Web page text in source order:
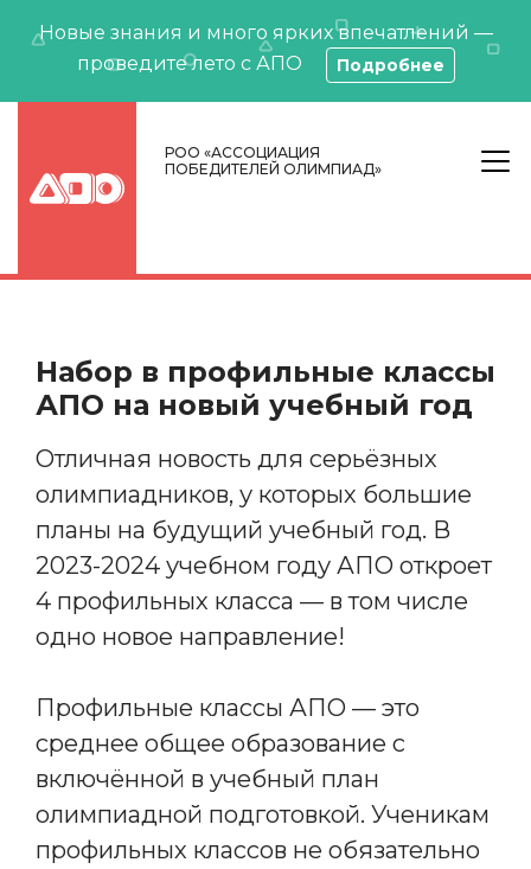
Новые знания и много ярких впечатлений —
проведите лето с АПО
Подробнее
РОО «АССОЦИАЦИЯ
ПОБЕДИТЕЛЕЙ ОЛИМПИАД»
Набор в профильные классы
АПО на новый учебный год
Отличная новость для серьёзных
олимпиадников, у которых большие
планы на будущий учебный год. В
2023-2024 учебном году АПО откроет
4 профильных класса — в том числе
одно новое направление!
Профильные классы АПО — это
среднее общее образование с
включённой в учебный план
олимпиадной подготовкой. Ученикам
профильных классов не обязательно